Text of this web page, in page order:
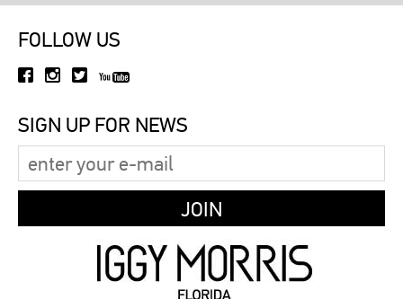
FOLLOW US
SIGN UP FOR NEWS